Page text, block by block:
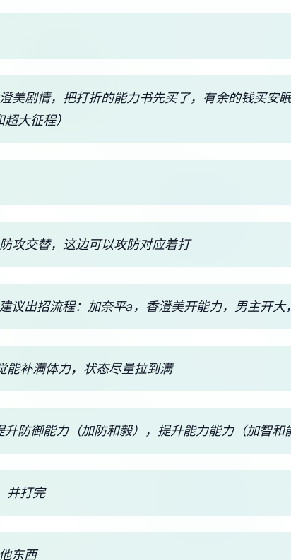
美剧情，把打折的能力书先买了，有余的钱买安
大征程）
攻交替，这边可以攻防对应着打
议出招流程：加奈平a，香澄美开能力，男主开
补满体力，状态尽量拉到满
防御能力（加防和毅），提升能力能力（加智和
并打完
东西